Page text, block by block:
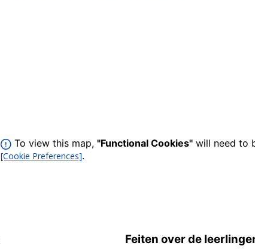
To view this map, "Functional Cookies" will need to
[Cookie Preferences].
Feiten over de